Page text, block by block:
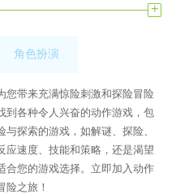
+
角色扮演
您带来充满惊险刺激和探险冒险
到各种令人兴奋的动作游戏，包
探索的游戏，如解谜、探险、
应速度、技能和策略，还是渴望
合您的游戏选择。立即加入动作
之旅！